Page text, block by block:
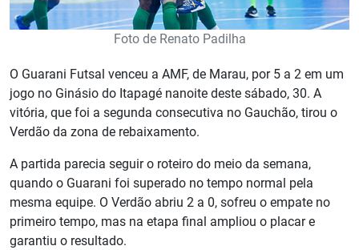
Foto de Renato Padilha
O Guarani Futsal venceu a AMF, de Marau, por 5 a 2 em um
jogo no Ginásio do Itapagé nanoite deste sábado, 30. A
vitória, que foi a segunda consecutiva no Gauchão, tirou o
Verdão da zona de rebaixamento.
A partida parecia seguir o roteiro do meio da semana,
quando o Guarani foi superado no tempo normal pela
mesma equipe. O Verdão abriu 2 a 0, sofreu o empate no
primeiro tempo, mas na etapa final ampliou o placar e
garantiu o resultado.